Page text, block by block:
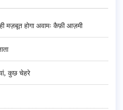
मज़बूत होगा अवामः कैफ़ी आज़मी
कुछ चेहरे